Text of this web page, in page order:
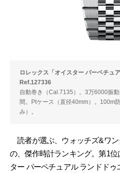
ロレックス「オイスター パーペチュ
Ref.127336
自動巻き（Cal.7135）。3万6000振
間。Ptケース（直径40mm）。100m
み）。
読者が選ぶ、ウォッチズ&ワン
の、傑作時計ランキング。第1
ター パーペチュアル ランドドゥ